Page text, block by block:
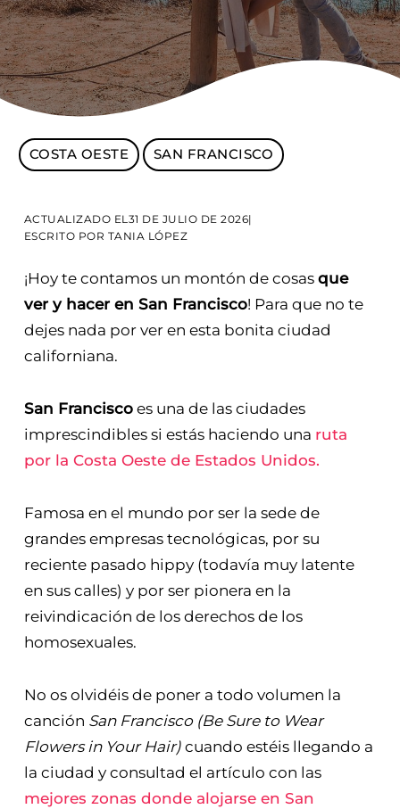
COSTA OESTE SAN FRANCISCO
ACTUALIZADO EL 31 DE JULIO DE 2026|
ESCRITO POR TANIA LÓPEZ
¡Hoy te contamos un montón de cosas que
ver y hacer en San Francisco! Para que no te
dejes nada por ver en esta bonita ciudad
californiana.
San Franciscoes una de las ciudades
imprescindibles si estás haciendo una ruta
por la Costa Oeste de Estados Unidos.
Famosa en el mundo por ser la sede de
grandes empresas tecnológicas, por su
reciente pasado hippy (todavía muy latente
en sus calles) y por ser pionera en la
reivindicación de los derechos de los
homosexuales.
No os olvidéis de poner a todo volumen la
canción San Francisco (Be Sure to Wear
Flowers in Your Hair)cuando estéis llegando a
la ciudad y consultad el artículo con las
mejores zonas donde alojarse en San